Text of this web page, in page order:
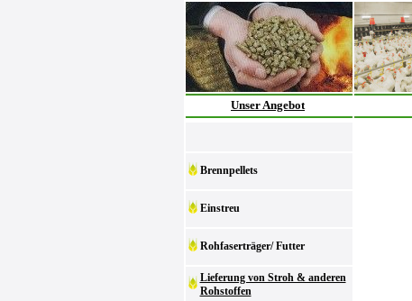
Unser Angebot
Brennpellets
Einstreu
Rohfaserträger/ Futter
Lieferung von Stroh & anderen
Rohstoffen